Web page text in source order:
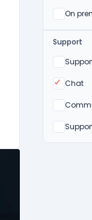
On
Oui
Support
Non
Chat
Oui
Non
Non